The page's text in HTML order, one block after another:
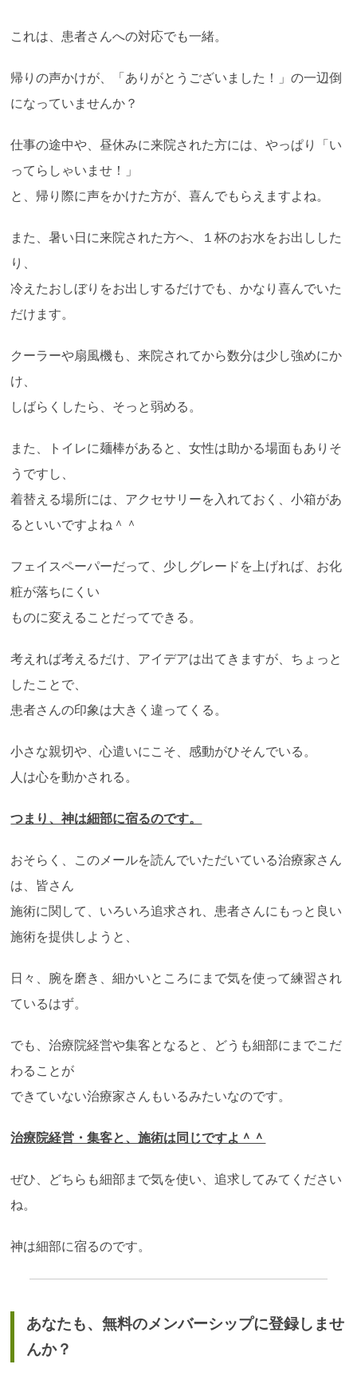
これは、患者さんへの対応でも一緒。
帰りの声かけが、「ありがとうございました！」の一辺倒
になっていませんか？
仕事の途中や、昼休みに来院された方には、やっぱり「い
ってらしゃいませ！」
と、帰り際に声をかけた方が、喜んでもらえますよね。
また、暑い日に来院された方へ、１杯のお水をお出しした
り、
冷えたおしぼりをお出しするだけでも、かなり喜んでいた
だけます。
クーラーや扇風機も、来院されてから数分は少し強めにか
け、
しばらくしたら、そっと弱める。
また、トイレに麺棒があると、女性は助かる場面もありそ
うですし、
着替える場所には、アクセサリーを入れておく、小箱があ
るといいですよね＾＾
フェイスペーパーだって、少しグレードを上げれば、お化
粧が落ちにくい
ものに変えることだってできる。
考えれば考えるだけ、アイデアは出てきますが、ちょっと
したことで、
患者さんの印象は大きく違ってくる。
小さな親切や、心遣いにこそ、感動がひそんでいる。
人は心を動かされる。
つまり、神は細部に宿るのです。
おそらく、このメールを読んでいただいている治療家さん
は、皆さん
施術に関して、いろいろ追求され、患者さんにもっと良い
施術を提供しようと、
日々、腕を磨き、細かいところにまで気を使って練習され
ているはず。
でも、治療院経営や集客となると、どうも細部にまでこだ
わることが
できていない治療家さんもいるみたいなのです。
治療院経営・集客と、施術は同じですよ＾＾
ぜひ、どちらも細部まで気を使い、追求してみてください
ね。
神は細部に宿るのです。
あなたも、無料のメンバーシップに登録しませ
んか？